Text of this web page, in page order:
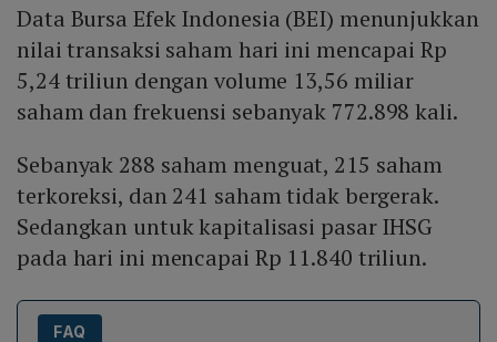
Data Bursa Efek Indonesia (BEI) menunjukkan
nilai transaksi saham hari ini mencapai Rp
5,24 triliun dengan volume 13,56 miliar
saham dan frekuensi sebanyak 772.898 kali.
Sebanyak 288 saham menguat, 215 saham
terkoreksi, dan 241 saham tidak bergerak.
Sedangkan untuk kapitalisasi pasar IHSG
pada hari ini mencapai Rp 11.840 triliun.
FAQ